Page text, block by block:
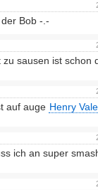
Bob -.-
sausen ist schon
auf auge Henry
ich an super